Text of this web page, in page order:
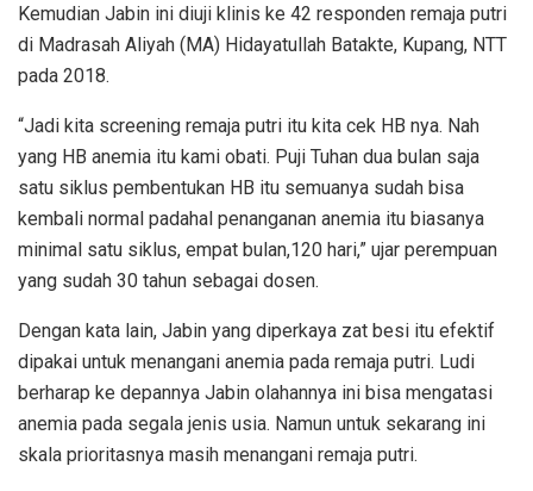
Kemudian Jabin ini diuji klinis ke 42 responden remaja putri
di Madrasah Aliyah (MA) Hidayatullah Batakte, Kupang, NTT
pada 2018.
“Jadi kita screening remaja putri itu kita cek HB nya. Nah
yang HB anemia itu kami obati. Puji Tuhan dua bulan saja
satu siklus pembentukan HB itu semuanya sudah bisa
kembali normal padahal penanganan anemia itu biasanya
minimal satu siklus, empat bulan,120 hari,” ujar perempuan
yang sudah 30 tahun sebagai dosen.
Dengan kata lain, Jabin yang diperkaya zat besi itu efektif
dipakai untuk menangani anemia pada remaja putri. Ludi
berharap ke depannya Jabin olahannya ini bisa mengatasi
anemia pada segala jenis usia. Namun untuk sekarang ini
skala prioritasnya masih menangani remaja putri.